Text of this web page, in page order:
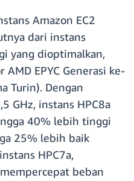
Amazon EC2
dari instans
yang dioptimalkan,
EPYC Generasi ke-
Turin). Dengan
GHz, instans HPC8a
40% lebih tinggi
25% lebih baik
HPC7a,
beban